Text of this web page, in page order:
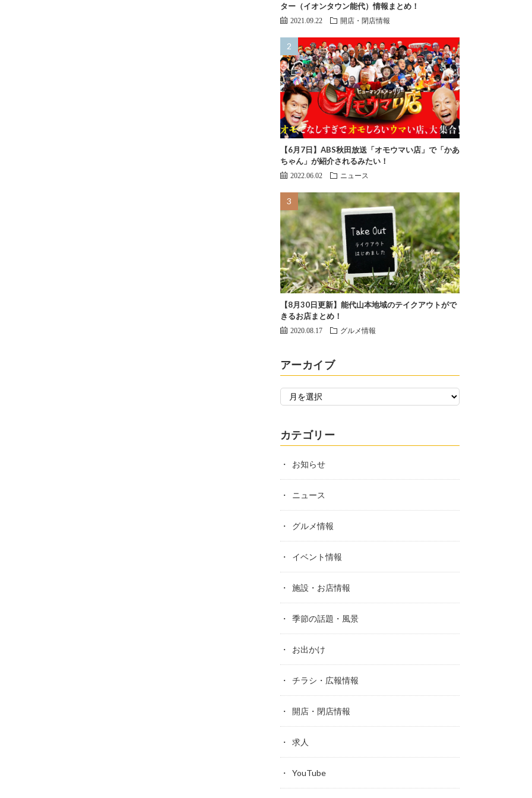
ター（イオンタウン能代）情報まとめ！
2021.09.22 開店・閉店情報
【6月7日】ABS秋田放送「オモウマい店」で「かあ
ちゃん」が紹介されるみたい！
2022.06.02 ニュース
【8月30日更新】能代山本地域のテイクアウトがで
きるお店まとめ！
2020.08.17 グルメ情報
アーカイブ
カテゴリー
お知らせ
ニュース
グルメ情報
イベント情報
施設・お店情報
季節の話題・風景
お出かけ
チラシ・広報情報
開店・閉店情報
求人
YouTube